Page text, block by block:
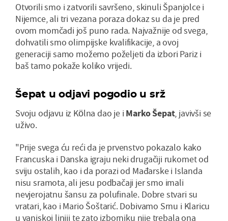
Otvorili smo i zatvorili savršeno, skinuli Španjolce i
Nijemce, ali tri vezana poraza dokaz su da je pred
ovom momčadi još puno rada. Najvažnije od svega,
dohvatili smo olimpijske kvalifikacije, a ovoj
generaciji samo možemo poželjeti da izbori Pariz i
baš tamo pokaže koliko vrijedi.
Šepat u odjavi pogodio u srž
Svoju odjavu iz Kölna dao je i Marko Šepat, javivši se
uživo.
"Prije svega ću reći da je prvenstvo pokazalo kako
Francuska i Danska igraju neki drugačiji rukomet od
sviju ostalih, kao i da porazi od Mađarske i Islanda
nisu sramota, ali jesu podbačaji jer smo imali
nevjerojatnu šansu za polufinale. Dobre stvari su
vratari, kao i Mario Šoštarić. Dobivamo Srnu i Klaricu
u vanjskoj liniji te zato izborniku nije trebala ona